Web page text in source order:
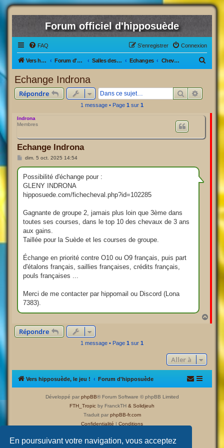
En poursuivant votre navigation, vous acceptez
Forum officiel d'hipposuède
FAQ Connexion
S’enregistrer
Vers hipposuède, le jeu ! Forum d'hipposuède Salles des Ventes Echanges Chevaux Actifs/inactifs
Echange Indrona
Répondre Rechercher
1 message • Page 1 sur 1
Indrona
Membres
Echange Indrona
M
s
s
g
e
dim. 5 oct. 2025 14:54
Possibilité d'échange pour :
GLENY INDRONA
hipposuede.com/fichecheval.php?id=102285
Gagnante de groupe 2, jamais plus loin que 3ème dans
toutes ses courses, dans le top 10 des chevaux de 3 ans
aux gains.
Taillée pour la Suède et les courses de groupe.
Échange en priorité contre O10 ou O9 français, puis part
d'étalons français, saillies françaises, crédits français,
pouls françaises ...
Merci de me contacter par hippomail ou Discord (Lona
7383).
a
Répondre
1 message • Page 1 sur 1
Aller à
Vers hipposuède, le jeu ! Forum d'hipposuède
Développé par phpBB® Forum Software © phpBB Limited
FTH_Tropic by FranckTH & Solidjeuh
Traduit par phpBB-fr.com
Confidentialité | Conditions